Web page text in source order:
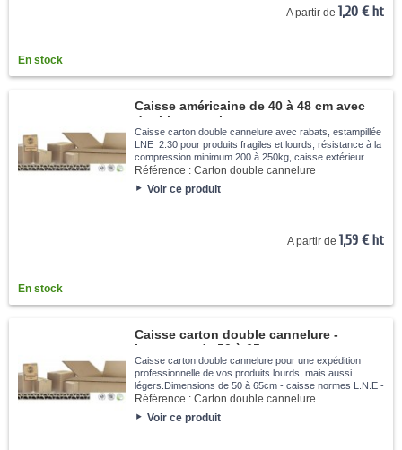
A partir de 1,20 € ht
En stock
Caisse américaine de 40 à 48 cm avec
double cannelure
Caisse carton double cannelure avec rabats, estampillée
LNE 2.30 pour produits fragiles et lourds, résistance à la
compression minimum 200 à 250kg, caisse extérieur
Kraft pour une meilleure résistance à l'éclatement et à
Référence : Carton double cannelure
Voir ce produit
A partir de 1,59 € ht
En stock
Caisse carton double cannelure -
Longueur de 50 à 65cm
Caisse carton double cannelure pour une expédition
professionnelle de vos produits lourds, mais aussi
légers.Dimensions de 50 à 65cm - caisse normes L.N.E -
Exterieur kraft - R.C.V de 200 à 300kg
Référence : Carton double cannelure
Voir ce produit